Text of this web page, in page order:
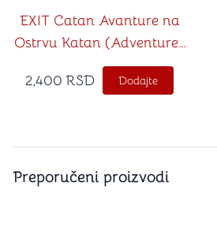
EXIT Catan Avanture na
Ostrvu Katan (Adventures
on Catan na srpskom
jeziku)
2,400 RSD Dodajte
Preporučeni proizvodi